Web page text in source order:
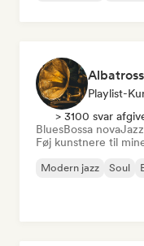
Playlist-
> 3100 svar
BluesBossa nova
Føj kunstnere til
Modern jazz Soul